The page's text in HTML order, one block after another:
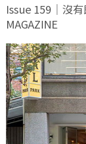
Issue 159｜沒
MAGAZINE